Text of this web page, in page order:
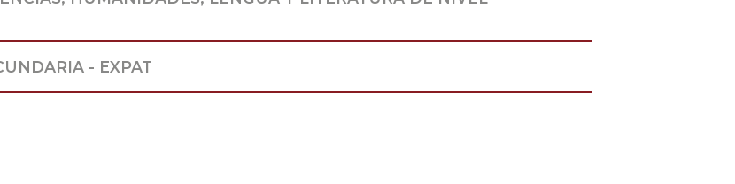
PROFESOR DE INGLES NIVEL SECUNDARIA - EXPAT